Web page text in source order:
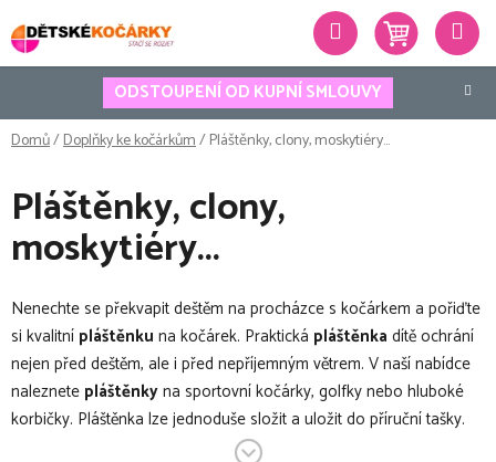
na
obsah
ODSTOUPENÍ OD KUPNÍ SMLOUVY
Hledat
Domů/Doplňky ke kočárkům/Pláštěnky, clony, moskytiéry...
Pláštěnky, clony,
moskytiéry...
Nenechte se překvapit deštěm na procházce s kočárkem a pořiďte
si kvalitní pláštěnku na kočárek. Praktická pláštěnka dítě ochrání
nejen před deštěm, ale i před nepříjemným větrem. V naší nabídce
naleznete pláštěnkyna sportovní kočárky, golfky nebo hluboké
korbičky. Pláštěnka lze jednoduše složit a uložit do příruční tašky.
S kvalitní pláštěnkou od nás, vám déšť ani vítr nepřekazí procházku!